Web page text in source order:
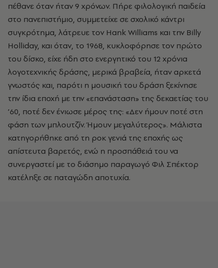
πέθανε όταν ήταν 9 χρόνων. Πήρε φιλολογική παιδεία
στο πανεπιστήμιο, συμμετείχε σε σχολικό κάντρι
συγκρότημα, λάτρευε τον Hank Williams και την Billy
Holliday, και όταν, το 1968, κυκλοφόρησε τον πρώτο
του δίσκο, είχε ήδη στο ενεργητικό του 12 χρόνια
λογοτεχνικής δράσης, μερικά βραβεία, ήταν αρκετά
γνωστός και, παρότι η μουσική του δράση ξεκίνησε
την ίδια εποχή με την «επανάσταση» της δεκαετίας του
’60, ποτέ δεν ένιωσε μέρος της: «Δεν ήμουν ποτέ στη
φάση των μπλουτζίν. Ήμουν μεγαλύτερος». Μάλιστα
κατηγορήθηκε από τη ροκ γενιά της εποχής ως
απίστευτα βαρετός, ενώ η προσπάθειά του να
συνεργαστεί με το διάσημο παραγωγό Φιλ Σπέκτορ
κατέληξε σε παταγώδη αποτυχία.